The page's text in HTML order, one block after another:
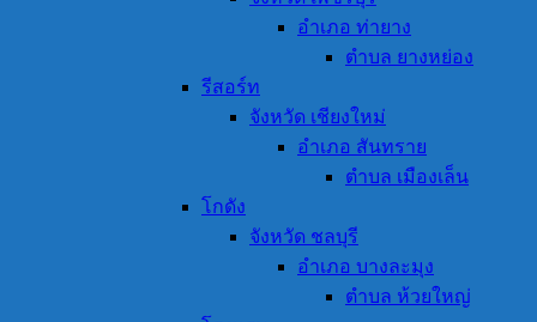
อำเภอ ท่ายาง
ตำบล ยางหย่อง
รีสอร์ท
จังหวัด เชียงใหม่
อำเภอ สันทราย
ตำบล เมืองเล็น
โกดัง
จังหวัด ชลบุรี
อำเภอ บางละมุง
ตำบล ห้วยใหญ่